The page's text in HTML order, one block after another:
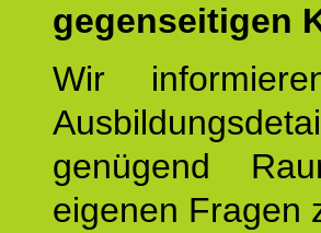
gegenseitigen
Wir
genügend
eigenen Fragen